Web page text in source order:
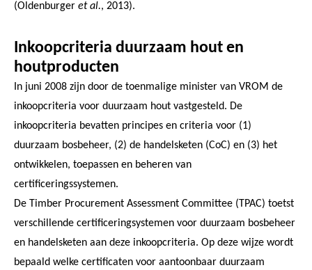
(Oldenburger et al., 2013).
Inkoopcriteria duurzaam hout en
houtproducten
In juni 2008 zijn door de toenmalige minister van VROM de
inkoopcriteria voor duurzaam hout vastgesteld. De
inkoopcriteria bevatten principes en criteria voor (1)
duurzaam bosbeheer, (2) de handelsketen (CoC) en (3) het
ontwikkelen, toepassen en beheren van
certificeringssystemen.
De Timber Procurement Assessment Committee (TPAC) toetst
verschillende certificeringsystemen voor duurzaam bosbeheer
en handelsketen aan deze inkoopcriteria. Op deze wijze wordt
bepaald welke certificaten voor aantoonbaar duurzaam